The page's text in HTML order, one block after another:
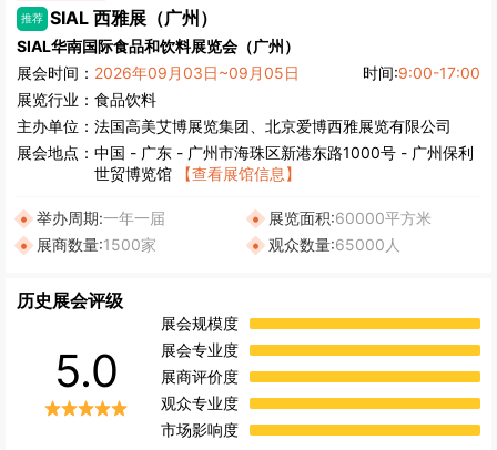
推荐 SIAL 西雅展（广州）
SIAL华南国际食品和饮料展览会（广州）
展会时间： 2026年09月03日~09月05日 时间:9:00-17:00
展览行业： 食品饮料
主办单位： 法国高美艾博展览集团、北京爱博西雅展览有限公司
展会地点： 中国 - 广东 - 广州市海珠区新港东路1000号 - 广州保利
世贸博览馆
【查看展馆信息】
举办周期:一年一届 展览面积:60000平方米
展商数量:1500家 观众数量:65000人
历史展会评级
5.0
展会规模度
展会专业度
展商评价度
观众专业度
市场影响度